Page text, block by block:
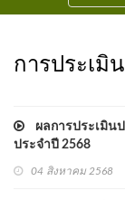
การประเมิ
ผลการประเมิน
ประจำปี 2568
04 สิงหาคม 2568